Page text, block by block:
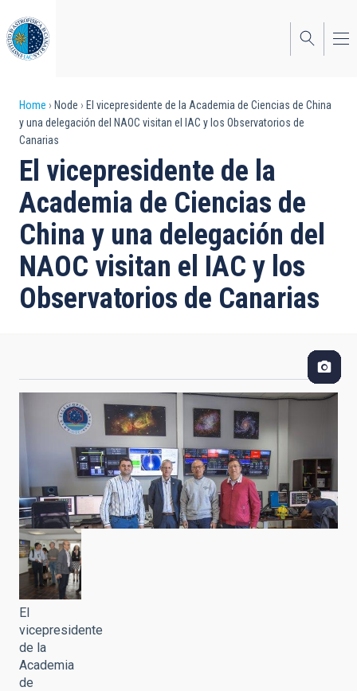
to
main
content
Breadcrumb
Home Node
El vicepresidente de la Academia de Ciencias de China
y una delegación del NAOC visitan el IAC y los Observatorios de
Canarias
El vicepresidente de la
Academia de Ciencias de
China y una delegación del
NAOC visitan el IAC y los
Observatorios de Canarias
El
vicepresidente
de la
Academia
de